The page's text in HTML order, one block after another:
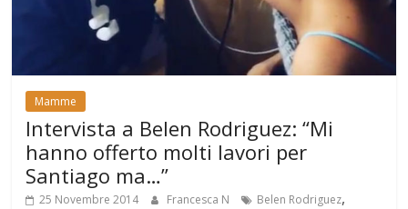
Mamme
Intervista a Belen Rodriguez: “Mi
hanno offerto molti lavori per
Santiago ma…”
25 Novembre 2014 Francesca N Belen Rodriguez,